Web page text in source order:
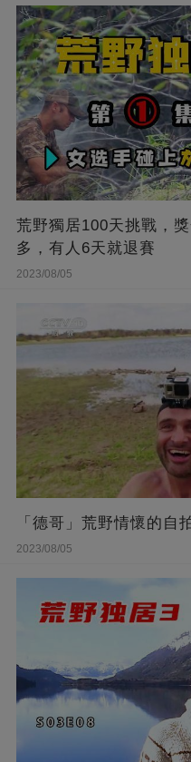
荒野獨居100天挑戰，
多，有人6天就退賽
2023/08/05
「德哥」荒野情懷的自
2023/08/05